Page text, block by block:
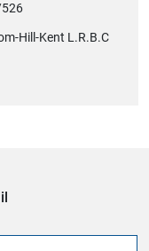
Hill-Kent L.R.B.C